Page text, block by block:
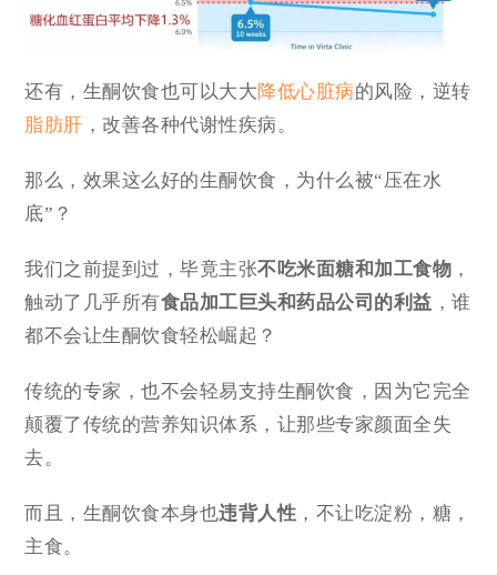
还有，生酮饮食也可以大大降低心脏病的风险，逆转
脂肪肝 ，改善各种代谢性疾病。
那么，效果这么好的生酮饮食，为什么被“压在水
底”？
我们之前提到过，毕竟主张不吃米面糖和加工食物 ，
触动了几乎所有食品加工巨头和药品公司的利益 ，谁
都不会让生酮饮食轻松崛起？
传统的专家，也不会轻易支持生酮饮食，因为它完全
颠覆了传统的营养知识体系，让那些专家颜面全失
去。
而且，生酮饮食本身也违背人性 ，不让吃淀粉，糖，
主食。